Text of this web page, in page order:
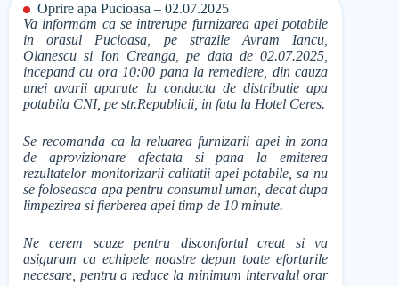
Oprire apa Pucioasa – 02.07.2025
Va informam ca se intrerupe furnizarea apei potabile
in orasul Pucioasa, pe strazile Avram Iancu,
Olanescu si Ion Creanga, pe data de 02.07.2025,
incepand cu ora 10:00 pana la remediere, din cauza
unei avarii aparute la conducta de distributie apa
potabila CNI, pe str.Republicii, in fata la Hotel Ceres.
Se recomanda ca la reluarea furnizarii apei in zona
de aprovizionare afectata si pana la emiterea
rezultatelor monitorizarii calitatii apei potabile, sa nu
se foloseasca apa pentru consumul uman, decat dupa
limpezirea si fierberea apei timp de 10 minute.
Ne cerem scuze pentru disconfortul creat si va
asiguram ca echipele noastre depun toate eforturile
necesare, pentru a reduce la minimum intervalul orar